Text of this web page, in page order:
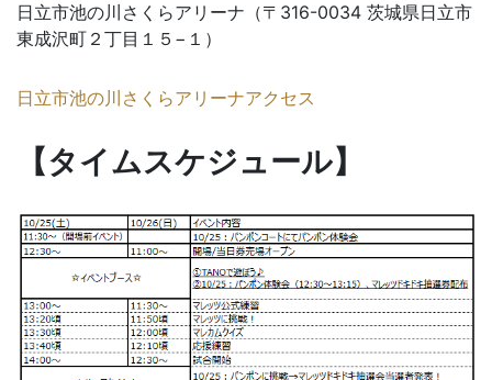
日立市池の川さくらアリーナ（〒316-0034 茨城県日立市
東成沢町２丁目１５−１）
日立市池の川さくらアリーナアクセス
【タイムスケジュール】